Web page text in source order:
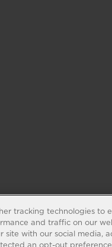
tracking technologies to
and traffic on our
site with our social media,